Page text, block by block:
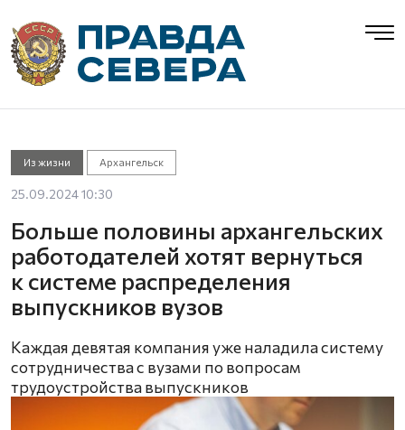
Из жизни Архангельск
25.09.2024 10:30
Больше половины архангельских
работодателей хотят вернуться
к системе распределения
выпускников вузов
Каждая девятая компания уже наладила систему
сотрудничества с вузами по вопросам
трудоустройства выпускников